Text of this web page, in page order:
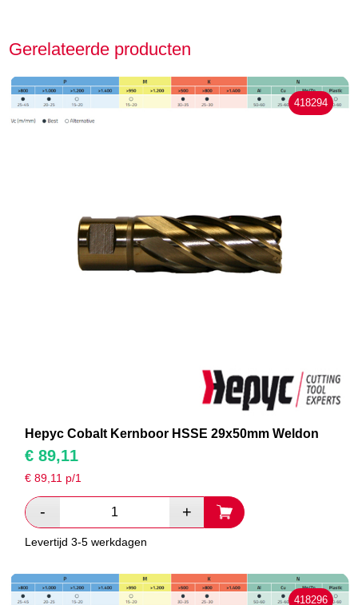
Gerelateerde producten
418294
Hepyc Cobalt Kernboor HSSE 29x50mm Weldon
€ 89,11
€89,11 p/1
Levertijd 3-5 werkdagen
418296